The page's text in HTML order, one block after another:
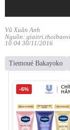
Vũ Xuân Anh
Nguồn:
10:04 30/11/2016
Tiemoué Bakayoko
-6%